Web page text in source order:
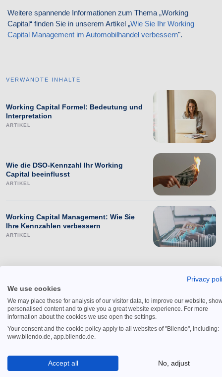
VERWANDTE INHALTE
Working Capital Formel: Bedeutung und
Interpretation
ARTIKEL
Wie die DSO-Kennzahl Ihr Working
Capital beeinflusst
ARTIKEL
Working Capital Management: Wie Sie
Ihre Kennzahlen verbessern
ARTIKEL
Weitere spannende Informationen zum Thema „Working
Capital“ finden Sie in unserem Artikel „Wie Sie Ihr Working
Capital Management im Automobilhandel verbessern".
KOSTENFREIER GUIDE
beim Debitorenmanagement
Privacy
We use cookies
We may place these for analysis of our visitor data, to improve our website,
personalised content and to give you a great website experience. For more
information about the cookies we use open the settings.
Your consent and the cookie policy apply to all websites of "Bilendo", including:
www.bilendo.de, app.bilendo.de.
Accept all No, adjust